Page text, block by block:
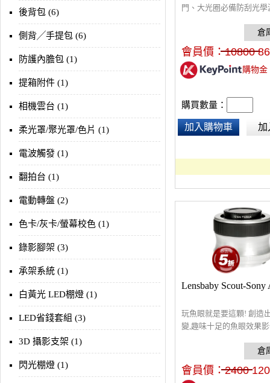
後背包 (6)
側背╱手提包 (6)
防護內膽包 (1)
提箱附件 (1)
相機雲台 (1)
柔光罩/聚光罩/色片 (1)
電波觸發 (1)
翻拍台 (1)
電動轉盤 (2)
色卡/灰卡/螢幕校色 (1)
錄影腳架 (3)
承架系統 (1)
白黃光 LED棚燈 (1)
LED省錢套組 (3)
3D 攝影支架 (1)
閃光棚燈 (1)
門、大光圈必備防刮光學
會員價：10800
購物金
購買數量：
加入購物車 加
Lensbaby Scout-Sony
玩魚眼就是要這顆! 創造
變,趣味十足的魚眼效果
會員價：2400